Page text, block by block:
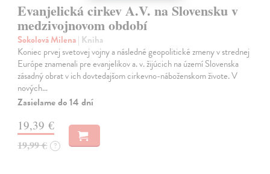
Evanjelická cirkev A.V. na Slovensku v
medzivojnovom období
Sokolová Milena| Kniha
Koniec prvej svetovej vojny a následné geopolitické zmeny v strednej
Európe znamenali pre evanjelikov a. v. žijúcich na území Slovenska
zásadný obrat v ich dovtedajšom cirkevno-náboženskom živote. V
nových…
Zasielame do 14 dní
19,39 €
19,99 € ?